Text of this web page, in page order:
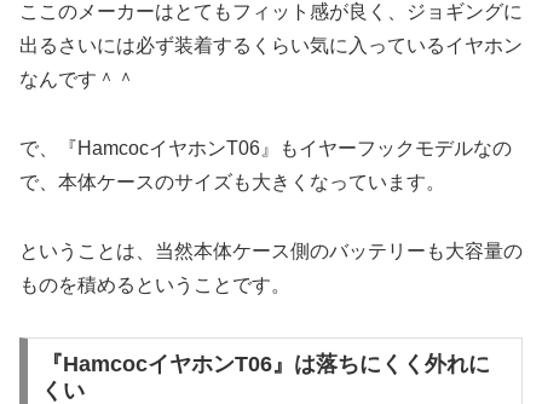
ここのメーカーはとてもフィット感が良く、ジョギングに
出るさいには必ず装着するくらい気に入っているイヤホン
なんです＾＾
で、『HamcocイヤホンT06』もイヤーフックモデルなの
で、本体ケースのサイズも大きくなっています。
ということは、当然本体ケース側のバッテリーも大容量の
ものを積めるということです。
『HamcocイヤホンT06』は落ちにくく外れに
くい